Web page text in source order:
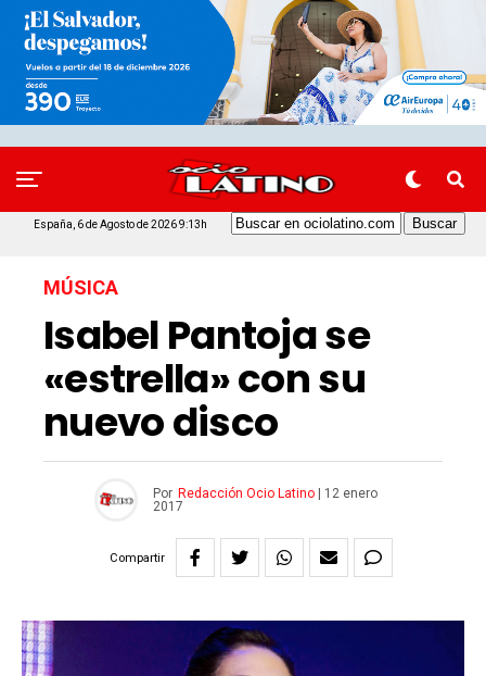
España, 6 de Agosto de 2026 9:13h
MÚSICA
Isabel Pantoja se
«estrella» con su
nuevo disco
Por Redacción Ocio Latino
12 enero
2017
Compartir